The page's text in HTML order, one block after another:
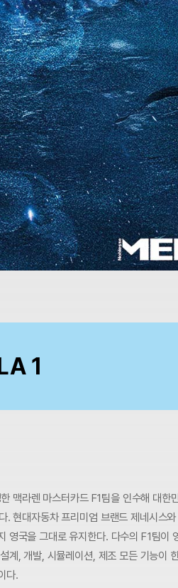
1
맥라렌 마스터카드 F1팀을 인수해 대한
. 현대자동차 프리미엄 브랜드 제네시스와
영국을 그대로 유지한다. 다수의 F1팀이
계, 개발, 시뮬레이션, 제조 모든 기능이
다.